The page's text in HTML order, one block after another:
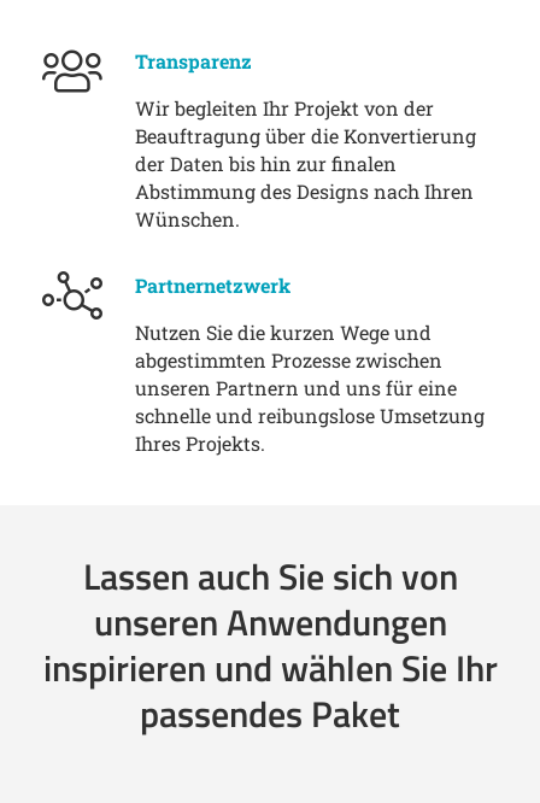
Transparenz
Wir begleiten Ihr Projekt von der
Beauftragung über die Konvertierung
der Daten bis hin zur finalen
Abstimmung des Designs nach Ihren
Wünschen.
Partnernetzwerk
Nutzen Sie die kurzen Wege und
abgestimmten Prozesse zwischen
unseren Partnern und uns für eine
schnelle und reibungslose Umsetzung
Ihres Projekts.
Lassen auch Sie sich von
unseren Anwendungen
inspirieren und wählen Sie Ihr
passendes Paket